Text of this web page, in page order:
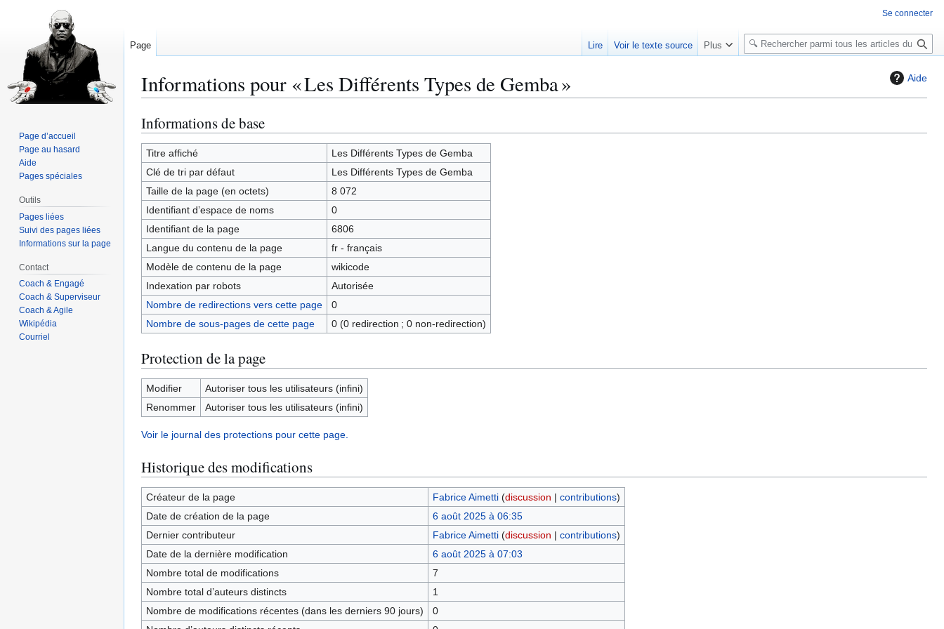
Aide
Informations pour « Les Différents Types de Gemba »
Aller
à
la
navigation
Aller
à
la
recherche
Informations de base
Titre affiché
Les Différents Types de Gemba
Clé de tri par défaut
Les Différents Types de Gemba
Taille de la page (en octets)
8 072
Identifiant dʼespace de noms
0
Identifiant de la page
6806
Langue du contenu de la page
fr - français
Modèle de contenu de la page
wikicode
Indexation par robots
Autorisée
Nombre de redirections vers cette page
0
Nombre de sous-pages de cette page
0 (0 redirection ; 0 non-redirection)
Protection de la page
Modifier
Autoriser tous les utilisateurs (infini)
Renommer
Autoriser tous les utilisateurs (infini)
Voir le journal des protections pour cette page.
Historique des modifications
Créateur de la page Fabrice Aimetti (discussion | contributions)
Date de création de la page
6 août 2025 à 06:35
Dernier contributeur
Fabrice Aimetti (discussion | contributions)
Date de la dernière modification
6 août 2025 à 07:03
Nombre total de modifications
7
Nombre total d’auteurs distincts
1
Nombre de modifications récentes (dans les derniers 90 jours)
0
Se connecter
Page Lire Voir le texte source Plus
R
e
e
c
Page d’accueil
Page au hasard
Aide
Pages spéciales
Outils
Pages liées
Suivi des pages liées
Informations sur la page
Contact
Coach & Engagé
Coach & Superviseur
Coach & Agile
Wikipédia
Courriel